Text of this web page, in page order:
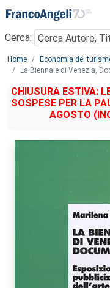
Menu
Cerca:
Main content
Home
Economia del
La Biennale di Venezia,
CHIUSURA ESTIVA:
SOSPESE PER LA
AGOSTO